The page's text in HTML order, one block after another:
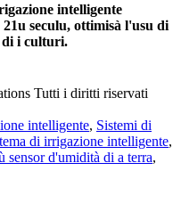
intelligente
seculu, ottimisà l'usu di
di i culturi.
Tutti i diritti riservati
intelligente, Sistemi di
di irrigazione intelligente,
d'umidità di a terra,